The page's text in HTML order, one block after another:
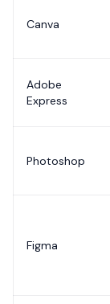
Canva
Adobe
Express
Photoshop
Figma